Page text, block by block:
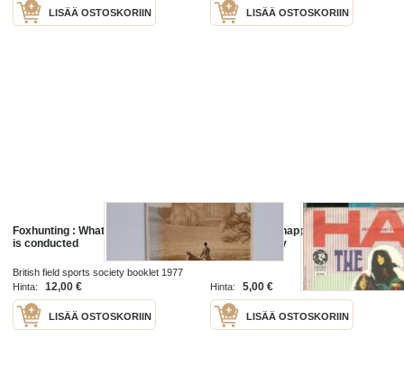
LISÄÄ OSTOSKORIIN LISÄÄ OSTOSKORIIN
Foxhunting : What it is, and how it
is conducted
British field sports society booklet 1977
Hinta:
12,00 €
LISÄÄ OSTOSKORIIN
Hair / What is happy ? M 45 61 214-
single äänilevy
Hinta: 5,00 €
LISÄÄ OSTOSKORIIN